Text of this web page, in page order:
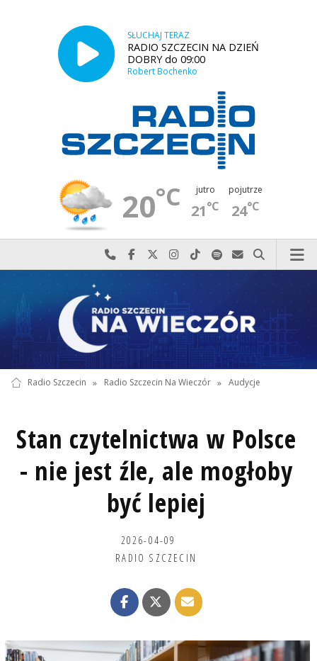
SŁUCHAJ TERAZ
RADIO SZCZECIN NA DZIEŃ
DOBRY do 09:00
Robert Bochenko
20°C jutro
21°C
pojutrze
24°C
Najlepiej po prostu do nas zadzwoń
Odwiedź nas na Facebook-u
Odwiedź nas na X
Odwiedź nas na Instagram-ie
Odwiedź nas na TikTok-u
Szukaj nas na Spotify
Wyślij do nas
Szukaj
Radio Szczecin » Radio Szczecin Na Wieczór » Audycje
Stan czytelnictwa w Polsce
- nie jest źle, ale mogłoby
być lepiej
2026-04-09
RADIO SZCZECIN